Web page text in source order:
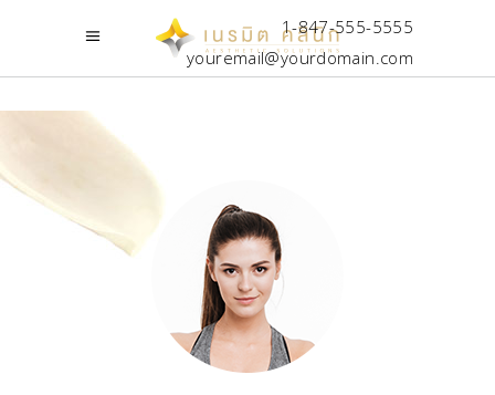
1-847-555-5555
youremail@yourdomain.com